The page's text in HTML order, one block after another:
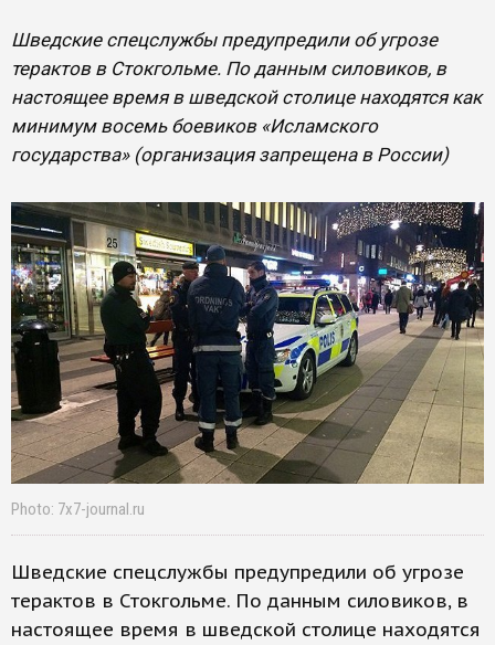
Шведские спецслужбы предупредили об угрозе
терактов в Стокгольме. По данным силовиков, в
настоящее время в шведской столице находятся как
минимум восемь боевиков «Исламского
государства» (организация запрещена в России)
Photo: 7x7-journal.ru
Шведские спецслужбы предупредили об угрозе
терактов в Стокгольме. По данным силовиков, в
настоящее время в шведской столице находятся